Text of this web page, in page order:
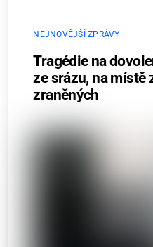
NEJNOVĚJŠÍ ZPRÁVY
Tragédie na
ze srázu, na místě
zraněných